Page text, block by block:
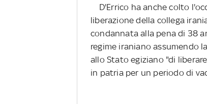
D'Errico ha anche colto
liberazione della collega
condannata alla pena di 38
regime iraniano assumendo
allo Stato egiziano "di
in patria per un periodo di